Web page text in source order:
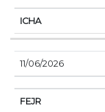
11/06/2026